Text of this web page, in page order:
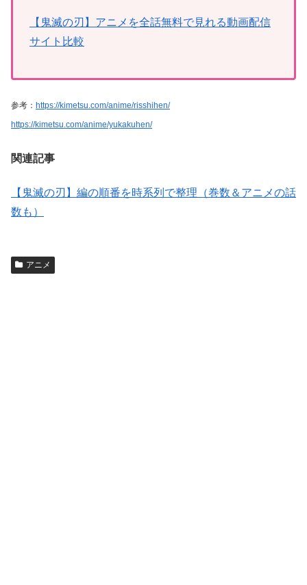
【鬼滅の刃】アニメを全話無料で見れる動画配信
サイト比較
参考： https://kimetsu.com/anime/risshihen/
https://kimetsu.com/anime/yukakuhen/
関連記事
【鬼滅の刃】編の順番を時系列で整理（巻数＆アニメの話
数も）
アニメ